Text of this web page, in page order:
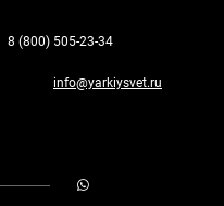
8 (800) 505-23-34
info@yarkiysvet.ru